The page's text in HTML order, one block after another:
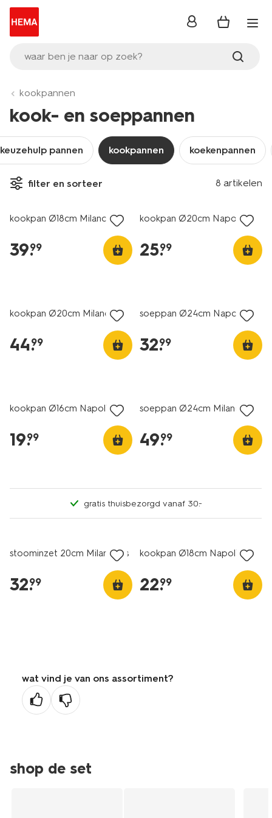
waar ben je naar op zoek?
inloggen
kookpannen
kook- en soeppannen
kookpannen koekenpannen
keuzehulp pannen
filter en sorteer 8 artikelen
kookpan Ø18cm Milano
39.
99
kookpan Ø20cm Napoli
25.
99
kookpan Ø20cm Milano
44.
99
soeppan Ø24cm Napoli
32.
99
kookpan Ø16cm Napoli
19.
99
soeppan Ø24cm Milano
49.
99
gratis thuisbezorgd vanaf 30.-
stoominzet 20cm Milano rvs
32.
99
kookpan Ø18cm Napoli
22.
99
wat vind je van ons assortiment?
shop de set